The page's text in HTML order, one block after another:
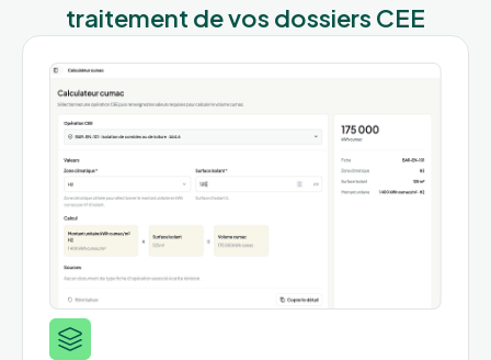
traitement de vos dossiers CEE